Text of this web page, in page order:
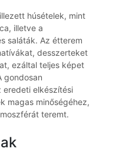
húsételek, mint
illetve a
saláták. Az étterem
desszerteket
ezáltal teljes képet
gondosan
eredeti elkészítési
magas minőségéhez,
teremt.